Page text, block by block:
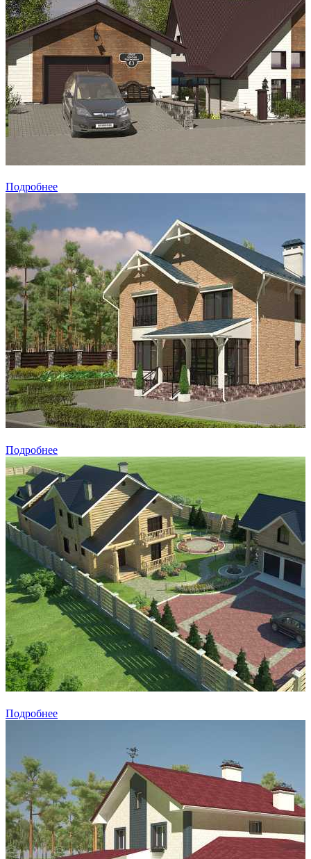
Подробнее
Подробнее
Подробнее